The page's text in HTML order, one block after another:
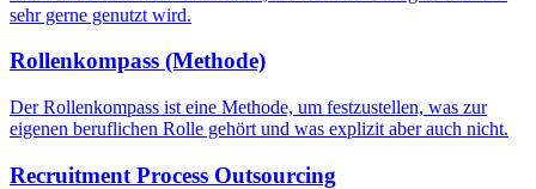
sehr gerne genutzt wird.
Rollenkompass (Methode)
Der Rollenkompass ist eine Methode, um festzustellen, was zur
eigenen beruflichen Rolle gehört und was explizit aber auch nicht.
Recruitment Process Outsourcing